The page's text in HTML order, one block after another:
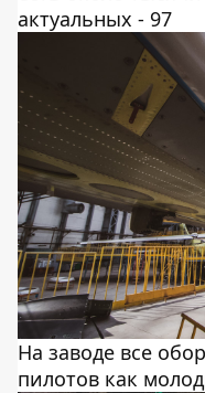
актуальных - 97
На заводе все
пилотов как